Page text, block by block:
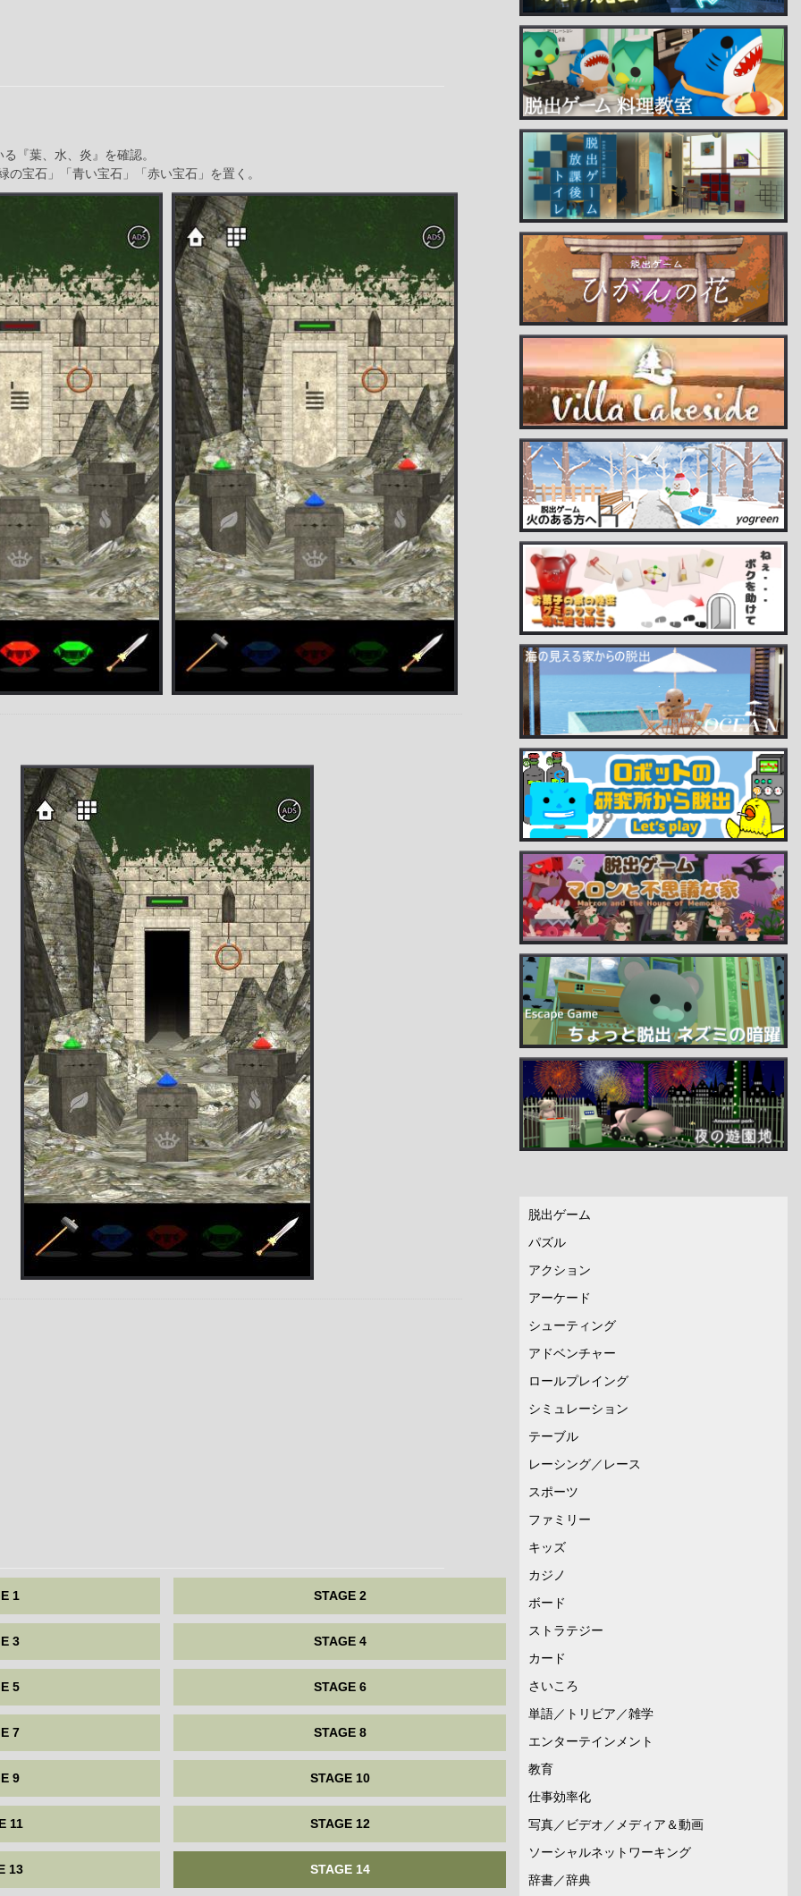
『葉、水、炎』を確認。
の宝石」「青い宝石」「赤い宝石」を置く。
1 STAGE 2
3 STAGE 4
5 STAGE 6
7 STAGE 8
9 STAGE 10
11 STAGE 12
13 STAGE 14
脱出ゲーム
パズル
アクション
アーケード
シューティング
アドベンチャー
ロールプレイング
シミュレーション
テーブル
レーシング／レース
スポーツ
ファミリー
キッズ
カジノ
ボード
ストラテジー
カード
さいころ
単語／トリビア／雑学
エンターテインメント
教育
仕事効率化
写真／ビデオ／メディア＆動画
ソーシャルネットワーキング
辞書／辞典